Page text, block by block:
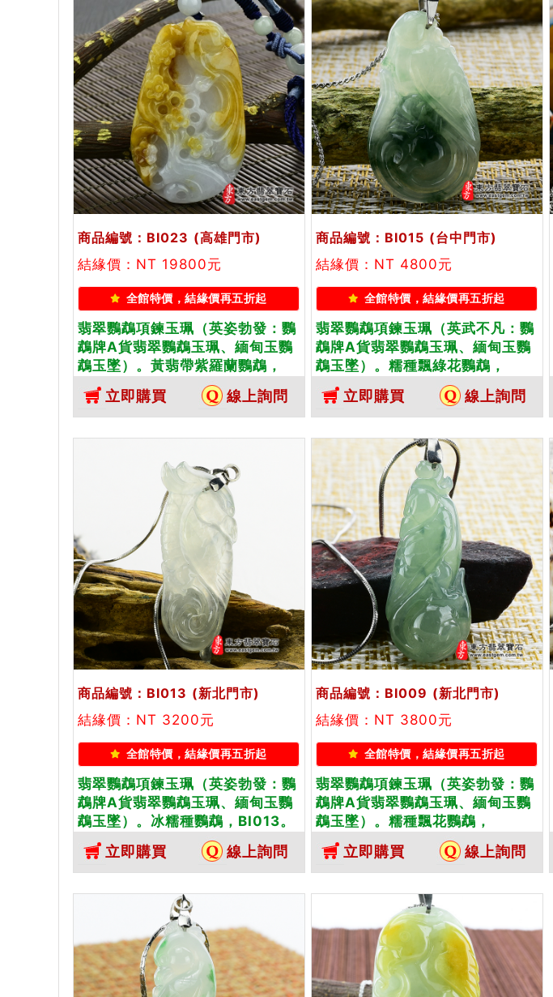
商品編號：BI023 (高雄門市)
結緣價：NT 19800元
全館特價，結緣價再五折起
翡翠鸚鵡項鍊玉珮（英姿勃發：鸚
鵡牌A貨翡翠鸚鵡玉珮、緬甸玉鸚
鵡玉墜）。黃翡帶紫羅蘭鸚鵡，
BI023。客製化訂做各種翡翠鸚鵡
吊墜玉珮項鍊。★附A貨翡翠雙證
書
立即購買 線上詢問
商品編號：BI015 (台中門市)
結緣價：NT 4800元
全館特價，結緣價再五折起
翡翠鸚鵡項鍊玉珮（英武不凡：鸚
鵡牌A貨翡翠鸚鵡玉珮、緬甸玉鸚
鵡玉墜）。糯種飄綠花鸚鵡，
BI015。客製化訂做各種翡翠鸚鵡
吊墜玉珮項鍊。★附A貨翡翠雙證
書
立即購買 線上詢問
商品編號：BI013 (新北門市)
結緣價：NT 3200元
全館特價，結緣價再五折起
翡翠鸚鵡項鍊玉珮（英姿勃發：鸚
鵡牌A貨翡翠鸚鵡玉珮、緬甸玉鸚
鵡玉墜）。冰糯種鸚鵡，BI013。
客製化訂做各種翡翠鸚鵡吊墜玉珮
項鍊。★附A貨翡翠雙證書
立即購買 線上詢問
商品編號：BI009 (新北門市)
結緣價：NT 3800元
全館特價，結緣價再五折起
翡翠鸚鵡項鍊玉珮（英姿勃發：鸚
鵡牌A貨翡翠鸚鵡玉珮、緬甸玉鸚
鵡玉墜）。糯種飄花鸚鵡，
BI009。客製化訂做各種翡翠鸚鵡
吊墜玉珮項鍊。★附A貨翡翠雙證
書
立即購買 線上詢問